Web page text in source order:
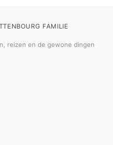
FAMILIE
reizen en de gewone dingen